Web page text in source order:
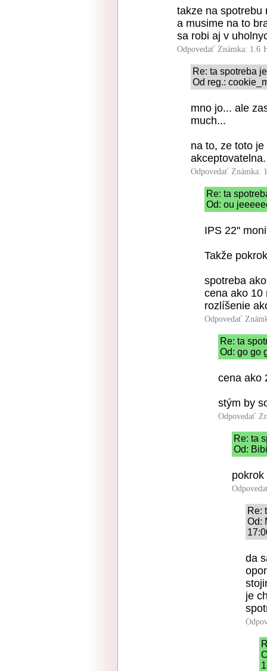
takze na spotrebu
a musime na to
sa robi aj v
Odpovedať Známka: 1.6
Re: ta spotreba
Od reg.:
mno jo... ale
much...
na to, ze toto
Odpovedať Známka:
Re: ta
Od: ou
IPS 22''
Takže
spotreba
cena ako 10
rozlíšenie
Odpovedať
Re: ta
Od: go go
cena ako
stým by
Odpovedať
Re: ta
Od:
Re:
Od:
da
je